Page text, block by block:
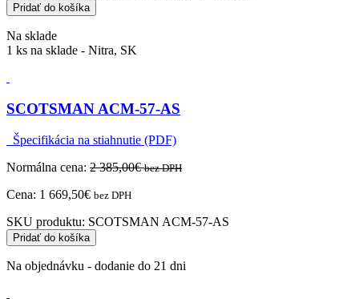
Pridať do košíka
Na sklade
1 ks na sklade - Nitra, SK
SCOTSMAN ACM-57-AS
Špecifikácia na stiahnutie (PDF)
Normálna cena: 2 385,00€ bez DPH
Cena: 1 669,50€ bez DPH
SKU produktu: SCOTSMAN ACM-57-AS
Pridať do košíka
Na objednávku - dodanie do 21 dni